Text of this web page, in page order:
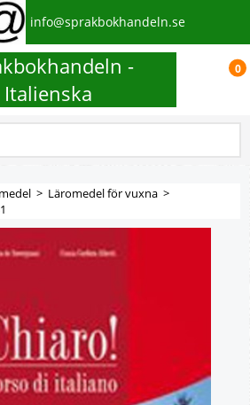
info@sprakbokhandeln.se
-
Italienska
0
> Läromedel för vuxna >